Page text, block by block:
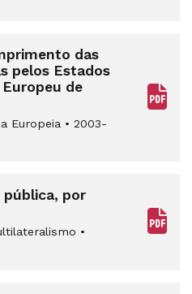
das
pelos Estados
de
Europeia • 2003-
por
•